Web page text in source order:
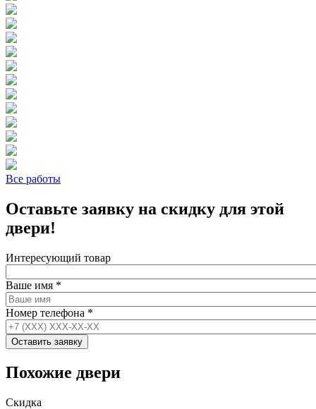
Все работы
Оставьте заявку на скидку для этой
двери!
Интересующий товар
Ваше имя *
Номер телефона *
Похожие двери
Скидка